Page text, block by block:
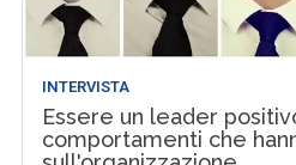
INTERVISTA
Essere un leader
comportamenti che